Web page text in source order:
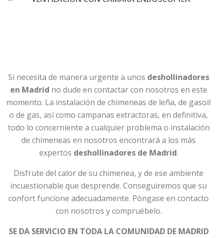
Si necesita de manera urgente a unos deshollinadores
en Madrid no dude en contactar con nosotros en este
momento. La instalación de chimeneas de leña, de gasoil
o de gas, así como campanas extractoras, en definitiva,
todo lo concerniente a cualquier problema o instalación
de chimeneas en nosotros encontrará a los más
expertos deshollinadores de Madrid.
Disfrute del calor de su chimenea, y de ese ambiente
incuestionable que desprende. Conseguiremos que su
confort funcione adecuadamente. Póngase en contacto
con nosotros y compruébelo.
SE DA SERVICIO EN TODA LA COMUNIDAD DE MADRID